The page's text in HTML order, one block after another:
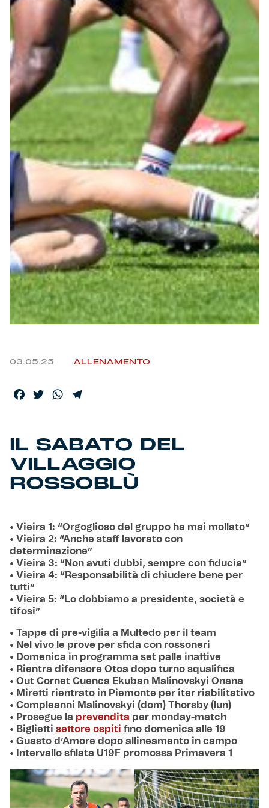
Robe di Kappa x Genoa
Vintage Collection
Red&Blue Voices
Kids
Accessori
Party
Outlet
Caffè Boasi x Genoa
Helan x Genoa
Gift Card Online Store
Fortissimo batte il mio cuor
03.05.25 ALLENAMENTO
Facebook
TwitterWhatsApp
IL SABATO DEL
VILLAGGIO
ROSSOBLÙ
• Vieira 1: “Orgoglioso del gruppo ha mai mollato”
• Vieira 2: “Anche staff lavorato con
determinazione”
• Vieira 3: “Non avuti dubbi, sempre con fiducia”
• Vieira 4: “Responsabilità di chiudere bene per
tutti”
• Vieira 5: “Lo dobbiamo a presidente, società e
tifosi”
• Tappe di pre-vigilia a Multedo per il team
• Nel vivo le prove per sfida con rossoneri
• Domenica in programma set palle inattive
• Rientra difensore Otoa dopo turno squalifica
• Out Cornet Cuenca Ekuban Malinovskyi Onana
• Miretti rientrato in Piemonte per iter riabilitativo
• Compleanni Malinovskyi (dom) Thorsby (lun)
• Prosegue la prevendita per monday-match
• Biglietti settore ospiti fino domenica alle 19
• Guasto d’Amore dopo allineamento in campo
• Intervallo sfilata U19F promossa Primavera 1